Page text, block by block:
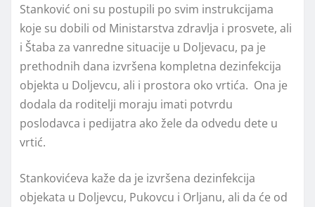
Stanković oni su postupili po svim instrukcijama
koje su dobili od Ministarstva zdravlja i prosvete, ali
i Štaba za vanredne situacije u Doljevacu, pa je
prethodnih dana izvršena kompletna dezinfekcija
objekta u Doljevcu, ali i prostora oko vrtića. Ona je
dodala da roditelji moraju imati potvrdu
poslodavca i pedijatra ako žele da odvedu dete u
vrtić.
Stankovićeva kaže da je izvršena dezinfekcija
objekata u Doljevcu, Pukovcu i Orljanu, ali da će od